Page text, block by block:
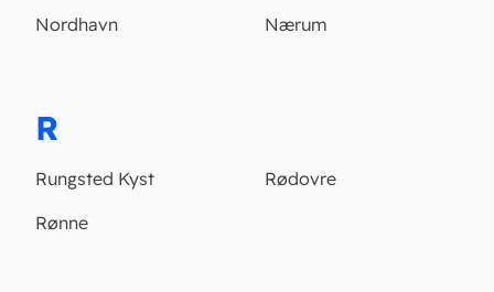
Nordhavn
Nærum
R
Rungsted Kyst
Rødovre
Rønne